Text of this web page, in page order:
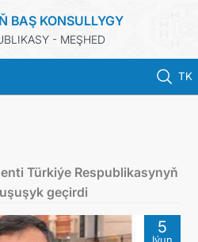
BAŞ KONSULLYGY
- MEŞHED
TK
SAHYPA
Türkiýe Respublikasynyň
geçirdi
5